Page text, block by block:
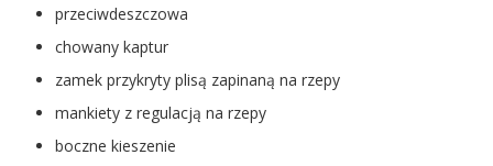
przeciwdeszczowa
chowany kaptur
zamek przykryty plisą zapinaną na rzepy
mankiety z regulacją na rzepy
boczne kieszenie